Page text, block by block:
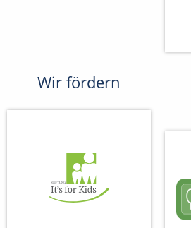
Wir fördern